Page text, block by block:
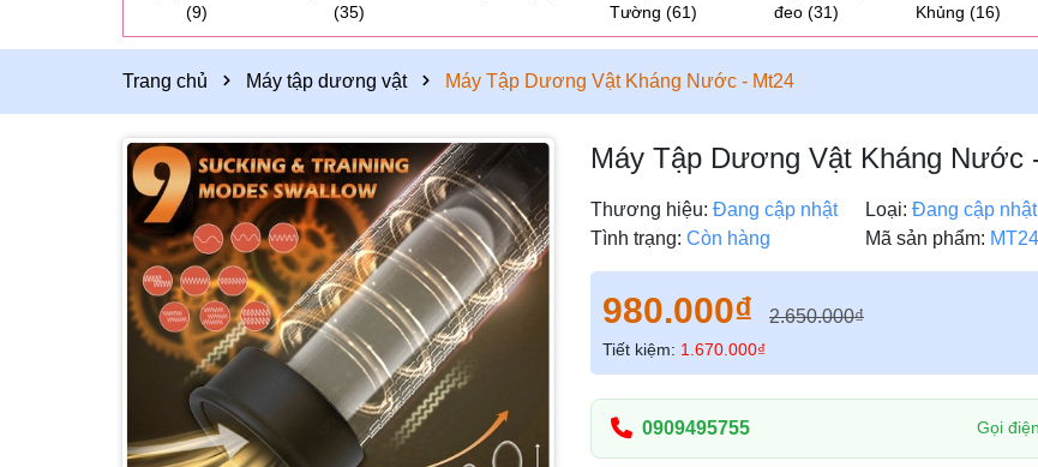
(9)
(35)
Tường (61)
đeo (31)
Khủng (16)
Trang chủ Máy tập dương vật Máy Tập Dương Vật Kháng Nước - Mt24
Máy Tập Dương Vật Kháng Nước
Thương hiệu: Đang cập nhật Loại: Đang cập nhật
Tình trạng: Còn hàng Mã sản phẩm: MT24
980.000₫ 2.650.000₫
Tiết kiệm: 1.670.000₫
0909495755 Gọi